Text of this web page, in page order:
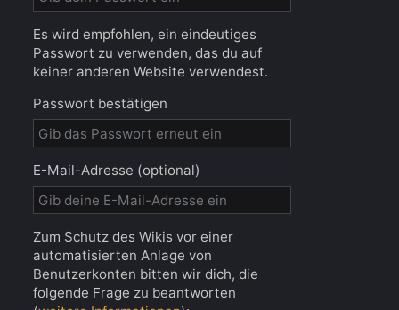
Es wird empfohlen, ein eindeutiges
Passwort zu verwenden, das du auf
keiner anderen Website verwendest.
Passwort bestätigen
E-Mail-Adresse (optional)
Zum Schutz des Wikis vor einer
automatisierten Anlage von
Benutzerkonten bitten wir dich, die
folgende Frage zu beantworten